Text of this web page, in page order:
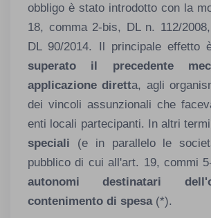
obbligo è stato introdotto con la
18, comma 2-bis, DL n. 112/
DL 90/2014. Il principale effetto
superato il precedente
applicazione diretta, agli
dei vincoli assunzionali che
enti locali partecipanti. In altri
speciali (e in parallelo le
pubblico di cui all'art. 19, commi
autonomi destinatari
contenimento di spesa(*).